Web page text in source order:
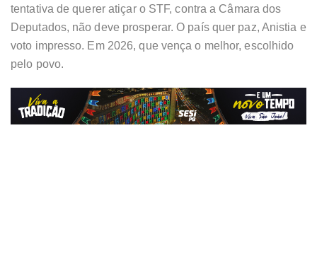
tentativa de querer atiçar o STF, contra a Câmara dos
Deputados, não deve prosperar. O país quer paz, Anistia e
voto impresso. Em 2026, que vença o melhor, escolhido
pelo povo.